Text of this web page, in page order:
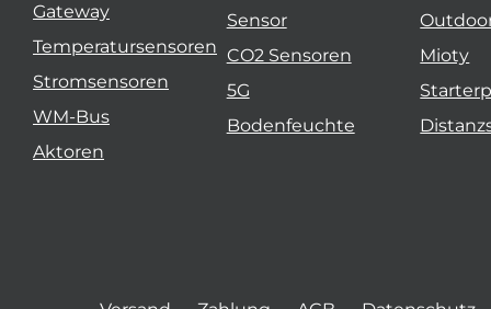
Gateway
Temperatursensoren
Stromsensoren
WM-Bus
Aktoren
Sensor
CO2 Sensoren
5G
Bodenfeuchte
Mioty